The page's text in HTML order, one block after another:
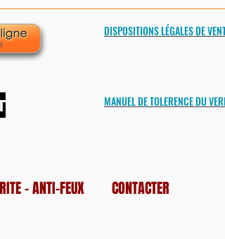
DISPOSITIONS LÉGALES DE
MANUEL DE TOLERENCE DU
- ANTI-FEUX CONTACTER